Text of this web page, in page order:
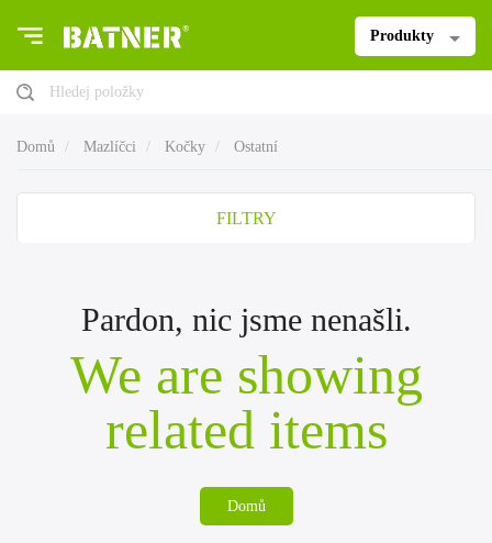
Produkty
Hledej položky
Domů Mazlíčci Kočky Ostatní
FILTRY
Pardon, nic jsme nenašli.
We are showing
related items
Domů